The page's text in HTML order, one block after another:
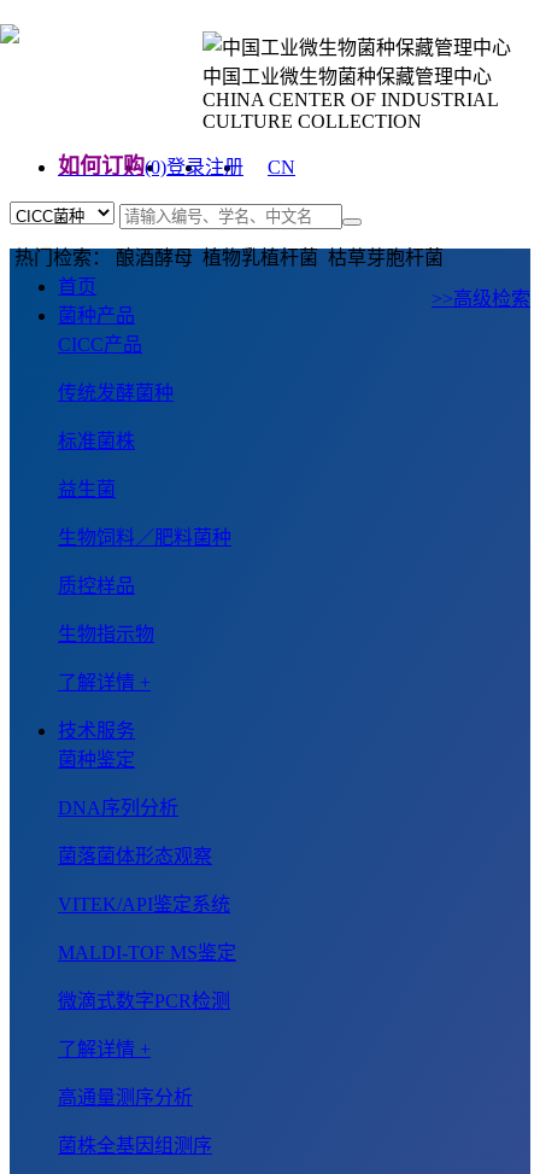
中国工业微生物菌种保藏管理中心
CHINA CENTER OF INDUSTRIAL
CULTURE COLLECTION
如何订购(0)登录注册
CN
热门检索： 酿酒酵母 植物乳植杆菌 枯草芽胞杆菌
>>高级检索
首页
菌种产品
CICC产品
传统发酵菌种
标准菌株
益生菌
生物饲料／肥料菌种
质控样品
生物指示物
了解详情 +
技术服务
菌种鉴定
DNA序列分析
菌落菌体形态观察
VITEK/API鉴定系统
MALDI-TOF MS鉴定
微滴式数字PCR检测
了解详情 +
高通量测序分析
菌株全基因组测序